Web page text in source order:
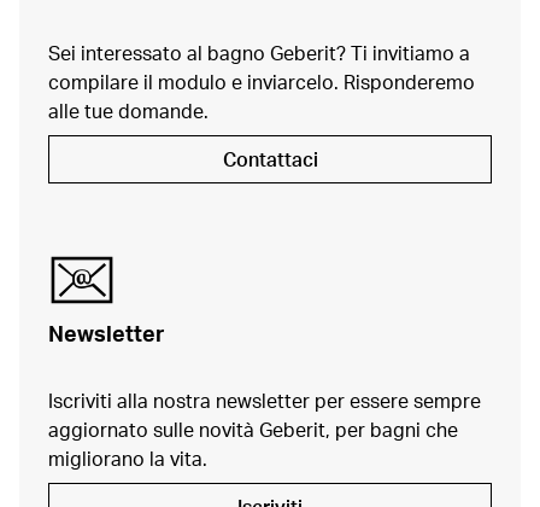
Sei interessato al bagno Geberit? Ti invitiamo a
compilare il modulo e inviarcelo. Risponderemo
alle tue domande.
Contattaci
Newsletter
Iscriviti alla nostra newsletter per essere sempre
aggiornato sulle novità Geberit, per bagni che
migliorano la vita.